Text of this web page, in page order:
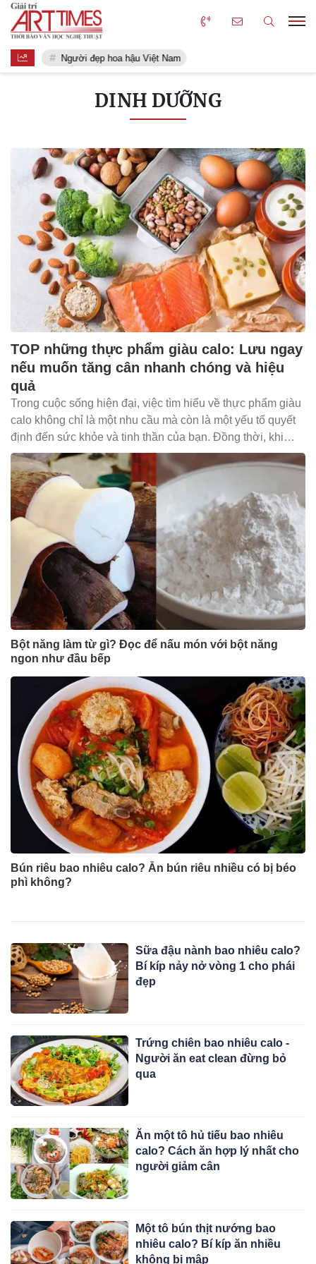
Người đẹp hoa hậu Việt Nam
DINH DƯỠNG
TOP những thực phẩm giàu calo: Lưu ngay
nếu muốn tăng cân nhanh chóng và hiệu
quả
Trong cuộc sống hiện đại, việc tìm hiểu về thực phẩm giàu
calo không chỉ là một nhu cầu mà còn là một yếu tố quyết
định đến sức khỏe và tinh thần của bạn. Đồng thời, khi
nắm rõ về lượng calo và giá trị dinh dưỡng của các loại
thực phẩm sẽ giúp bạn tạo ra một chế độ ăn uống cân đối
và phù hợp với cá nhân.
Bột năng làm từ gì? Đọc để nấu món với bột năng
ngon như đầu bếp
Bún riêu bao nhiêu calo? Ăn bún riêu nhiều có bị béo
phì không?
Sữa đậu nành bao nhiêu calo?
Bí kíp nảy nở vòng 1 cho phái
đẹp
Trứng chiên bao nhiêu calo -
Người ăn eat clean đừng bỏ
qua
Ăn một tô hủ tiếu bao nhiêu
calo? Cách ăn hợp lý nhất cho
người giảm cân
Một tô bún thịt nướng bao
nhiêu calo? Bí kíp ăn nhiều
không bị mập